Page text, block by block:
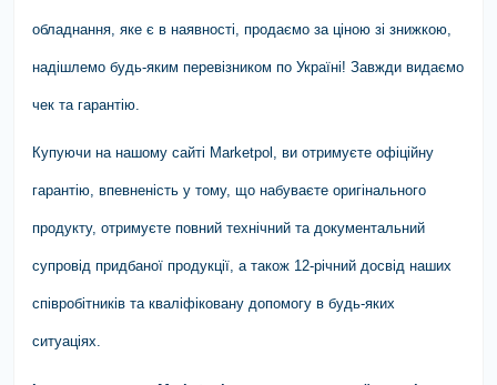
обладнання, яке є в наявності, продаємо за ціною зі знижкою,
надішлемо будь-яким перевізником по Україні! Завжди видаємо
чек та гарантію.
Купуючи на нашому сайті Marketpol, ви отримуєте офіційну
гарантію, впевненість у тому, що набуваєте оригінального
продукту, отримуєте повний технічний та документальний
супровід придбаної продукції, а також 12-річний досвід наших
співробітників та кваліфіковану допомогу в будь-яких
ситуаціях.